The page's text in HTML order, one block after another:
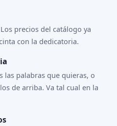
precios del catálogo ya
con la dedicatoria.
las palabras que quieras, o
de arriba. Va tal cual en la